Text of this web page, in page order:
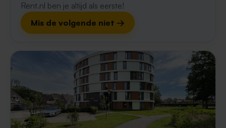
Rent.nl ben je altijd als eerste!
Mis de volgende niet →